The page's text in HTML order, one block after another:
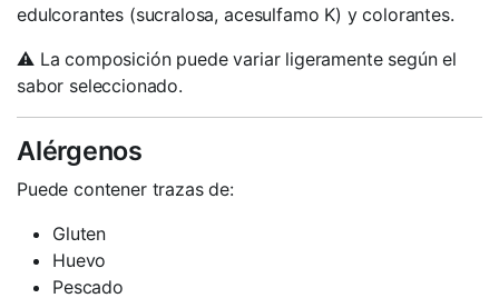
edulcorantes (sucralosa, acesulfamo K) y colorantes.
⚠️ La composición puede variar ligeramente según el
sabor seleccionado.
Alérgenos
Puede contener trazas de:
Gluten
Huevo
Pescado